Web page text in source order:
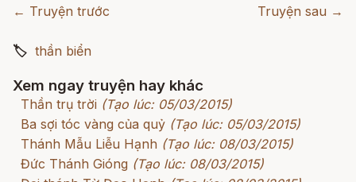
← Truyện trước Truyện sau →
🏷 thần biển
Xem ngay truyện hay khác
Thần trụ trời (Tạo lúc: 05/03/2015)
Ba sợi tóc vàng của quỷ (Tạo lúc: 05/03/2015)
Thánh Mẫu Liễu Hạnh (Tạo lúc: 08/03/2015)
Đức Thánh Gióng (Tạo lúc: 08/03/2015)